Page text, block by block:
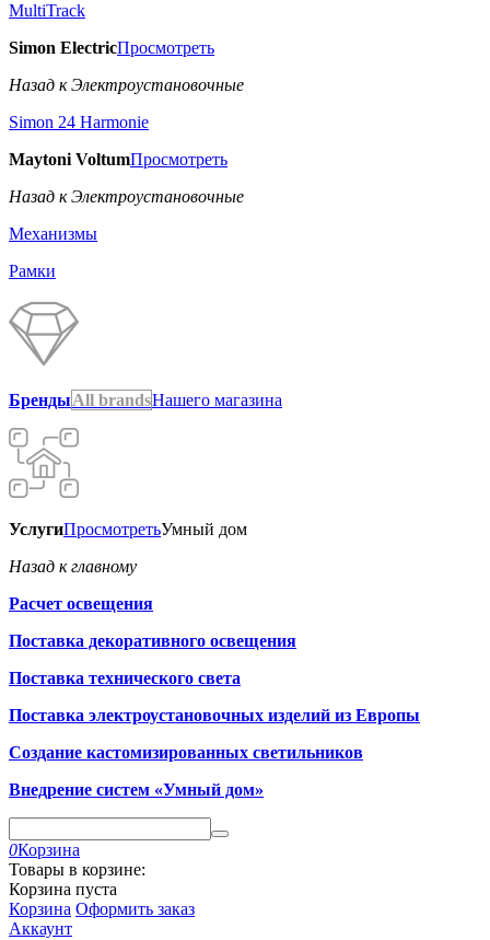
MultiTrack
Simon ElectricПросмотреть
Назад к Электроустановочные
Simon 24 Harmonie
Maytoni VoltumПросмотреть
Назад к Электроустановочные
Механизмы
Рамки
БрендыAll brandsНашего магазина
УслугиПросмотретьУмный дом
Назад к главному
Расчет освещения
Поставка декоративного освещения
Поставка технического света
Поставка электроустановочных изделий из Европы
Создание кастомизированных светильников
Внедрение систем «Умный дом»
0Корзина
Товары в корзине:
Корзина пуста
Корзина Оформить заказ
Аккаунт